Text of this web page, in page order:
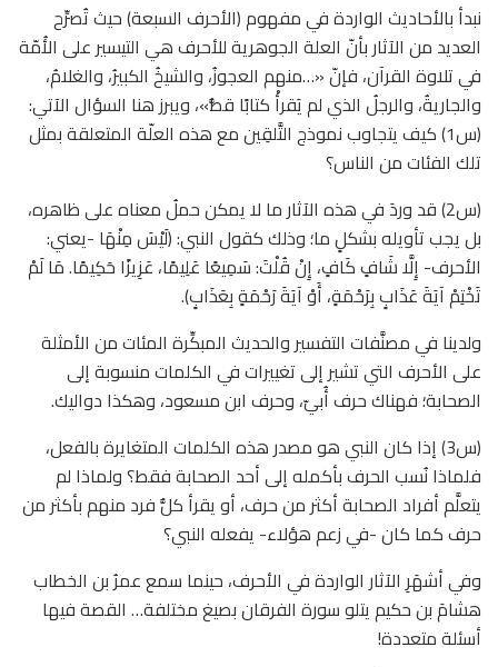
نبدأ بالأحاديث الواردة في مفهوم (الأحرف السبعة) حيث تُصرِّح
العديد من الآثار بأنّ العلة الجوهرية للأحرف هي التيسير على الأُمّة
في تلاوة القرآن، فإنّ «…منهم العجوزُ، والشيخُ الكبيرُ، والغلامُ،
والجاريةُ، والرجلُ الذي لم يَقرأْ كتابًا قطُّ»، ويبرز هنا السؤال الآتي:
(س1) كيف يتجاوب نموذج التَّلقِين مع هذه العلّة المتعلقة بمثل
تلك الفئات من الناس؟
(س2) قد وردَ في هذه الآثار ما لا يمكن حملُ معناه على ظاهره،
بل يجب تأويله بشكلٍ ما؛ وذلك كقول النبي: (لَيْسَ مِنْهَا -يعني:
الأحرف- إِلَّا شَافٍ كَافٍ، إِنْ قُلْتَ: سَمِيعًا عَلِيمًا، عَزِيزًا حَكِيمًا. مَا لَمْ
تَخْتِمْ آيَةَ عَذَابٍ بِرَحْمَةٍ، أَوْ آيَةَ رَحْمَةٍ بِعَذَابٍ).
ولدينا في مصنَّفات التفسير والحديث المبكِّرة المئات من الأمثلة
على الأحرف التي تشير إلى تغييرات في الكلمات منسوبة إلى
الصحابة؛ فهناك حرف أُبيّ، وحرف ابن مسعود، وهكذا دواليك.
(س3) إذا كان النبي هو مصدر هذه الكلمات المتغايرة بالفعل،
فلماذا نُسب الحرف بأكمله إلى أحد الصحابة فقط؟ ولماذا لم
يتعلَّم أفراد الصحابة أكثر من حرف، أو يقرأ كلُّ فرد منهم بأكثر من
حرف كما كان -في زعم هؤلاء- يفعله النبي؟
وفي أشهَرِ الآثار الواردة في الأحرف، حينما سمع عمرُ بن الخطاب
هشامَ بن حكيم يتلو سورة الفرقان بصيغ مختلفة… القصة فيها
أسئلة متعددة!